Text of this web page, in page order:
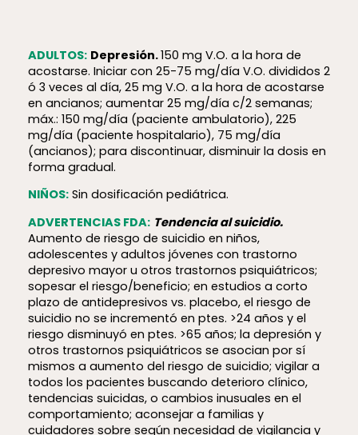
ADULTOS: Depresión.150 mg V.O. a la hora de
acostarse. Iniciar con 25-75 mg/día V.O. divididos 2
ó 3 veces al día, 25 mg V.O. a la hora de acostarse
en ancianos; aumentar 25 mg/día c/2 semanas;
máx.: 150 mg/día (paciente ambulatorio), 225
mg/día (paciente hospitalario), 75 mg/día
(ancianos); para discontinuar, disminuir la dosis en
forma gradual.
NIÑOS:Sin dosificación pediátrica.
ADVERTENCIAS FDA: Tendencia al suicidio.
Aumento de riesgo de suicidio en niños,
adolescentes y adultos jóvenes con trastorno
depresivo mayor u otros trastornos psiquiátricos;
sopesar el riesgo/beneficio; en estudios a corto
plazo de antidepresivos vs. placebo, el riesgo de
suicidio no se incrementó en ptes. >24 años y el
riesgo disminuyó en ptes. >65 años; la depresión y
otros trastornos psiquiátricos se asocian por sí
mismos a aumento del riesgo de suicidio; vigilar a
todos los pacientes buscando deterioro clínico,
tendencias suicidas, o cambios inusuales en el
comportamiento; aconsejar a familias y
cuidadores sobre según necesidad de vigilancia y